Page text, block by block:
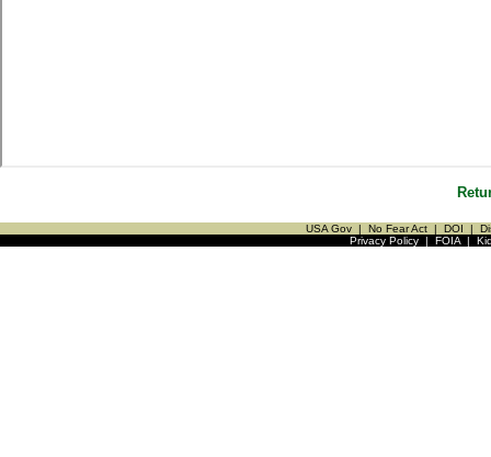
USA Gov | No Fear Act | DOI |
Privacy Policy| FOIA|